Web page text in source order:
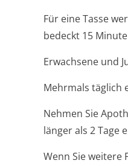
Für eine Tasse
bedeckt 15
Erwachsene und
Mehrmals täglich
Nehmen Sie
länger als 2 Tage
Wenn Sie weitere